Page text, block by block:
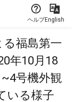
ヘルプEnglish
福島第一
年10月18
号機外観
いる様子